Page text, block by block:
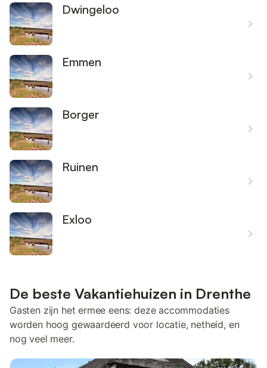
Dwingeloo
Emmen
Borger
Ruinen
Exloo
De beste Vakantiehuizen in Drenthe
Gasten zijn het ermee eens: deze accommodaties
worden hoog gewaardeerd voor locatie, netheid, en
nog veel meer.